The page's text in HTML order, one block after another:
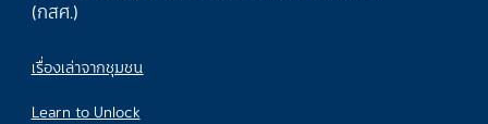
(กสศ.)
เรื่องเล่าจากชุมชน
Learn to Unlock